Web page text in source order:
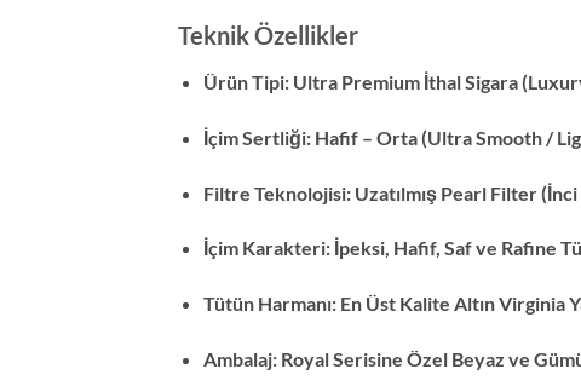
Teknik Özellikler
Ürün Tipi: Ultra Premium İthal Sigara
İçim Sertliği: Hafif – Orta (Ultra Smooth /
Filtre Teknolojisi: Uzatılmış Pearl Filter
İçim Karakteri: İpeksi, Hafif, Saf ve Rafine
Tütün Harmanı: En Üst Kalite Altın Virginia
Ambalaj: Royal Serisine Özel Beyaz ve